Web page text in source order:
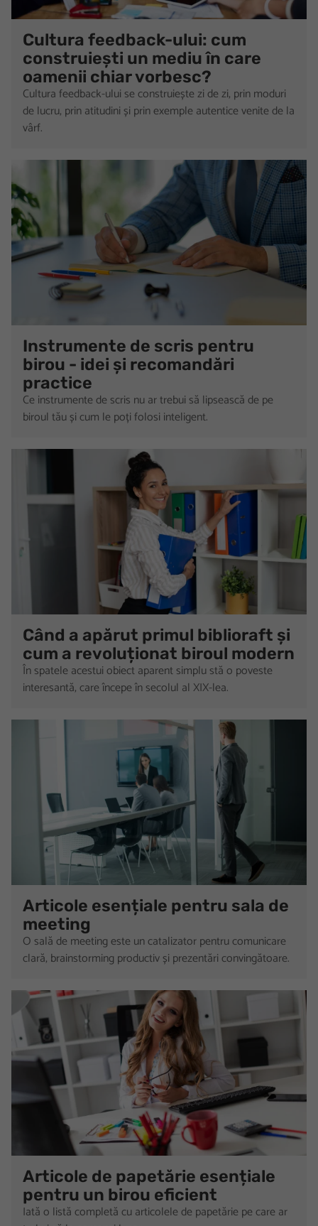
Cultura feedback-ului: cum
construiești un mediu în care
oamenii chiar vorbesc?
Cultura feedback-ului se construiește zi de zi, prin moduri
de lucru, prin atitudini și prin exemple autentice venite de la
vârf.
Instrumente de scris pentru
birou - idei și recomandări
practice
Ce instrumente de scris nu ar trebui să lipsească de pe
biroul tău și cum le poți folosi inteligent.
Când a apărut primul biblioraft și
cum a revoluționat biroul modern
În spatele acestui obiect aparent simplu stă o poveste
interesantă, care începe în secolul al XIX-lea.
Articole esențiale pentru sala de
meeting
O sală de meeting este un catalizator pentru comunicare
clară, brainstorming productiv și prezentări convingătoare.
Articole de papetărie esențiale
pentru un birou eficient
Iată o listă completă cu articolele de papetărie pe care ar